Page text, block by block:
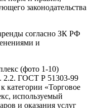
законодательства
согласно ЗК РФ
и
(фото 1-10)
2.2. ГОСТ Р 51303-99
категории «Торговое
используемый
и оказания услуг